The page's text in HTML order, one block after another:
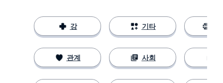
강
관계
기타
사회